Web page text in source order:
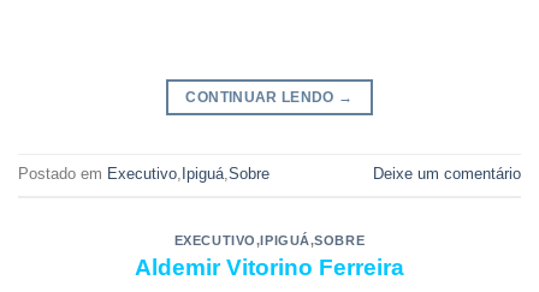
CONTINUAR LENDO →
Postado em Executivo, Ipiguá,Sobre Deixe um comentário
EXECUTIVO,IPIGUÁ,SOBRE
Aldemir Vitorino Ferreira